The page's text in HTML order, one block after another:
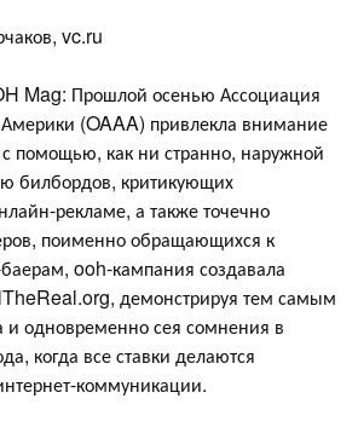
vc.ru
Mag: Прошлой осенью Ассоциация
(OAAA) привлекла внимание
с помощью, как ни странно, наружной
билбордов, критикующих
рекламе, а также точечно
поименно обращающихся к
ooh-кампания создавала
демонстрируя тем самым
одновременно сея сомнения в
когда все ставки делаются
коммуникации.